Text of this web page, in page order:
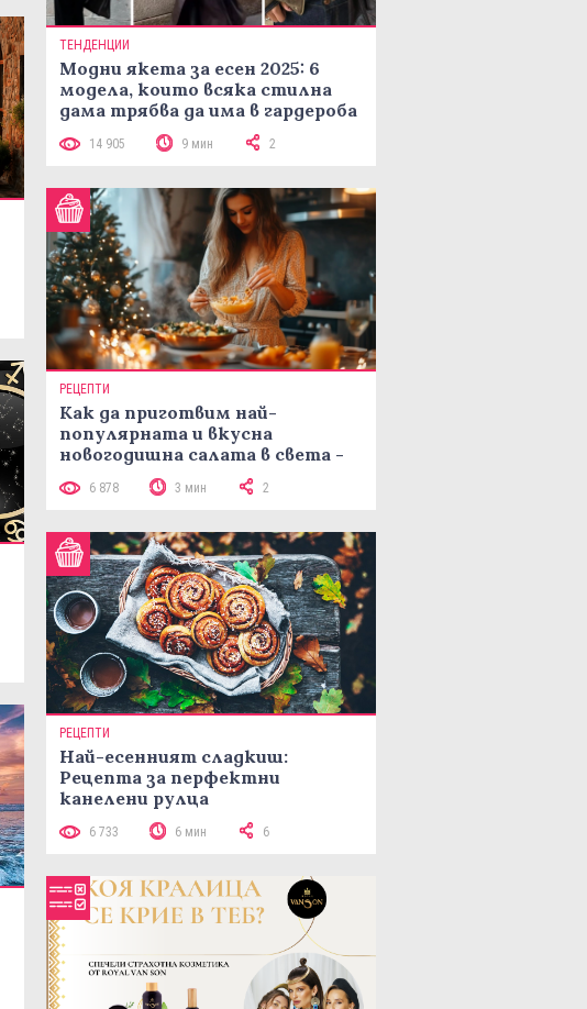
ТЕНДЕНЦИИ
Модни якета за есен 2025: 6
модела, които всяка стилна
дама трябва да има в гардероба
14 905 9 мин 2
РЕЦЕПТИ
Как да приготвим най-
популярната и вкусна
новогодишна салата в света -
рецепта Мимоза
6 878 3 мин 2
РЕЦЕПТИ
Най-есенният сладкиш:
Рецепта за перфектни
канелени рулца
6 733 6 мин 6